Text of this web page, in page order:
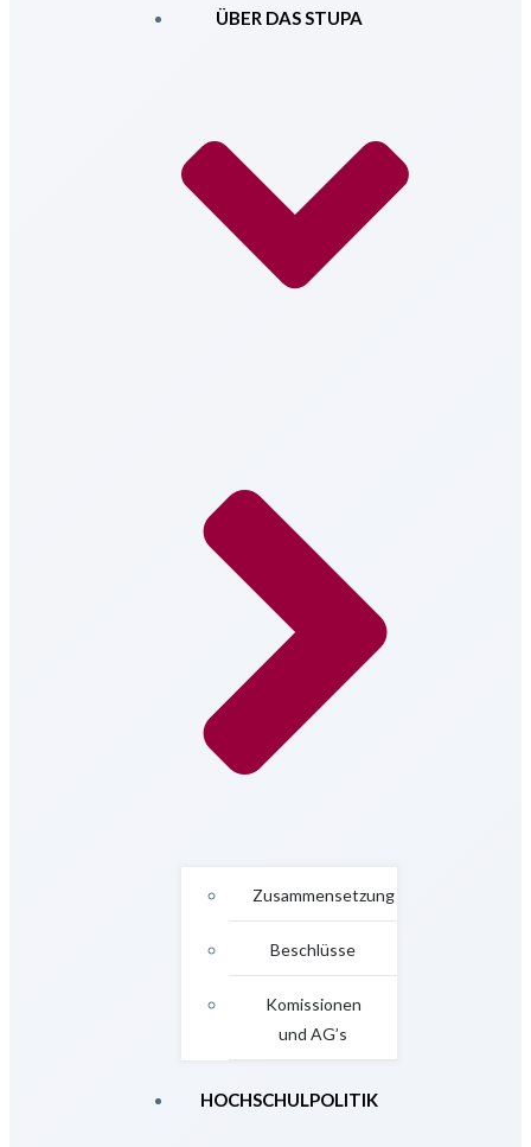
ÜBER DAS STUPA
Zusammensetzung
Beschlüsse
Komissionen
und AG’s
HOCHSCHULPOLITIK